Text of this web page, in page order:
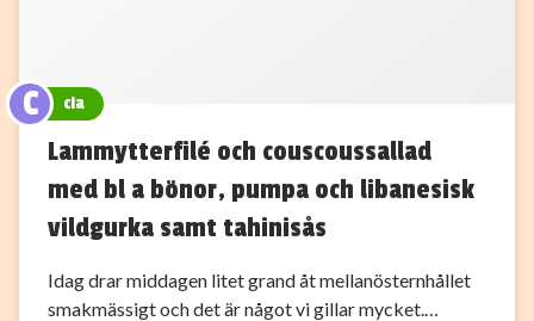
C cia
Lammytterfilé och couscoussallad
med bl a bönor, pumpa och libanesisk
vildgurka samt tahinisås
Idag drar middagen litet grand åt mellanösternhållet
smakmässigt och det är något vi gillar mycket.…